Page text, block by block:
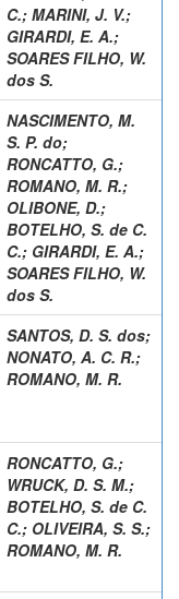
C.; MARINI, J. V.;
GIRARDI, E. A.;
SOARES FILHO, W.
dos S.
NASCIMENTO, M.
S. P. do;
RONCATTO, G.;
ROMANO, M. R.;
OLIBONE, D.;
BOTELHO, S. de C.
C.; GIRARDI, E. A.;
SOARES FILHO, W.
dos S.
SANTOS, D. S. dos;
NONATO, A. C. R.;
ROMANO, M. R.
RONCATTO, G.;
WRUCK, D. S. M.;
BOTELHO, S. de C.
C.; OLIVEIRA, S. S.;
ROMANO, M. R.